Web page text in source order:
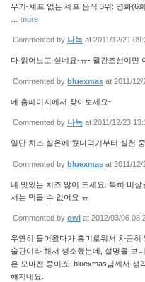
우기-셰프 없는 셰프 음식 3위: 영화(6
more
Commented by 나녹 at 2011/12/21
다 읽어보고 싶네요-ㅠ- 월간조선이면
Commented by bluexmas at 2011/12/
네 홈페이지에서 찾아보세요~
Commented by 나녹 at 2011/12/23
일단 치즈 실온에 뒀다먹기부터 실천
Commented by bluexmas at 2011/12/
네 맛있는 치즈 많이 드세요. 특히 비
서는 먹을 수 없어요 ㅠ
Commented by owl at 2012/03/06
우연히 들어왔다가 흥미로워서 차근히
술관이라 해서 생소했는데, 설명을 보
은 모마전 중이죠. bluexmas님께서 생
해지네요.